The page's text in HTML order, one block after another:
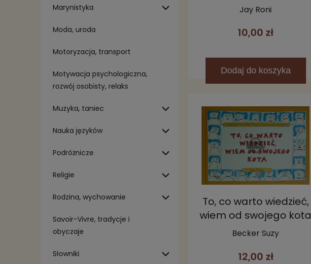
Marynistyka
Moda, uroda
Motoryzacja, transport
Motywacja psychologiczna,
rozwój osobisty, relaks
Muzyka, taniec
Nauka języków
Podróżnicze
Religie
Rodzina, wychowanie
Savoir-Vivre, tradycje i
obyczaje
Słowniki
Jay Roni
10,00 zł
Dodaj do koszyka
To, co warto wiedzieć,
wiem od swojego kota
Becker Suzy
12,00 zł